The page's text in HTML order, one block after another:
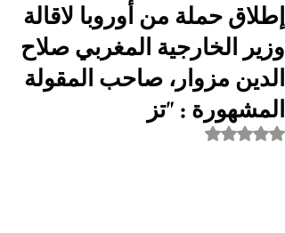
إطلاق حملة من أوروبا لاقالة
وزير الخارجية المغربي صلاح
الدين مزوار، صاحب المقولة
المشهورة : "تز
تم التقييم بـ ليس رقمًا من أصل 5 نجوم.